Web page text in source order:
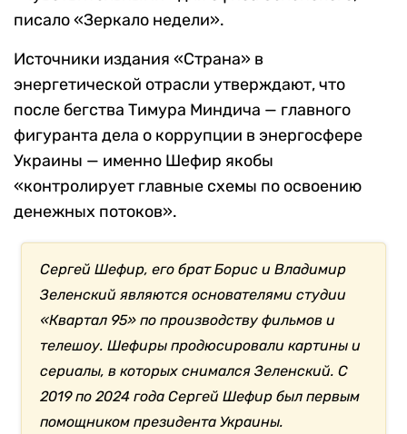
писало «Зеркало недели».
Источники издания «Страна» в
энергетической отрасли утверждают, что
после бегства Тимура Миндича — главного
фигуранта дела о коррупции в энергосфере
Украины — именно Шефир якобы
«контролирует главные схемы по освоению
денежных потоков».
Сергей Шефир, его брат Борис и Владимир
Зеленский являются основателями студии
«Квартал 95» по производству фильмов и
телешоу. Шефиры продюсировали картины и
сериалы, в которых снимался Зеленский. С
2019 по 2024 года Сергей Шефир был первым
помощником президента Украины.